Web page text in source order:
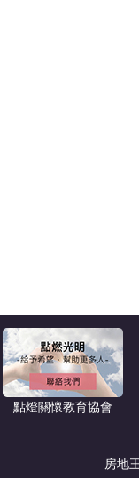
點燈關懷教育協會
房地